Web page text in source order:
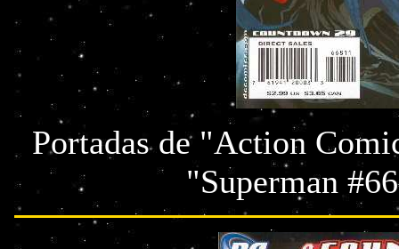
Portadas de "Action
"Superman